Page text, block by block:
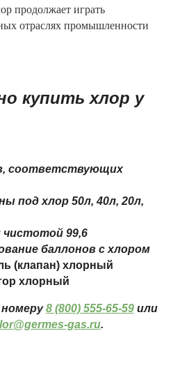
продолжает играть
отраслях промышленности
купить хлор у
соответствующих
под хлор 50л, 40л, 20л,
чистотой 99,6
баллонов с хлором
(клапан) хлорный
хлорный
8 (800) 555-65-59 или
gas.ru.